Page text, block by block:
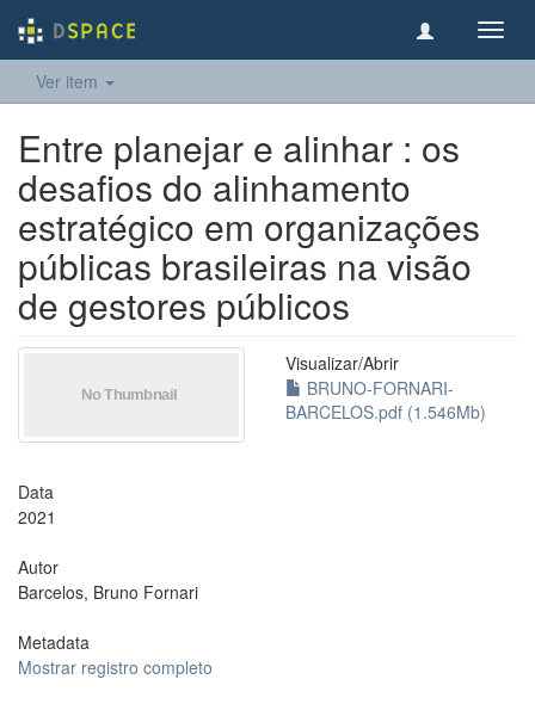
Ver item
Entre planejar e alinhar : os
desafios do alinhamento
estratégico em organizações
públicas brasileiras na visão
de gestores públicos
Visualizar/Abrir
BRUNO-FORNARI-
BARCELOS.pdf (1.546Mb)
Data
2021
Autor
Barcelos, Bruno Fornari
Metadata
Mostrar registro completo